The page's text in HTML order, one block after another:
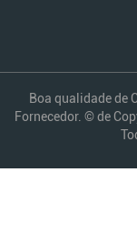
Boa qualidade de
Fornecedor. © de